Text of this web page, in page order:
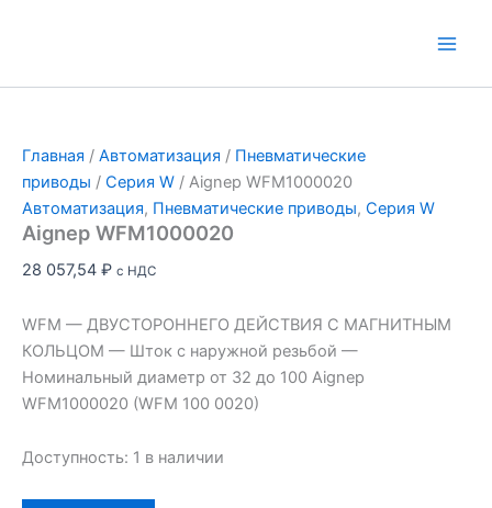
Главная / Автоматизация / Пневматические
приводы / Серия W / Aignep WFM1000020
Автоматизация, Пневматические приводы, Серия W
Aignep WFM1000020
28 057,54 ₽ с НДС
WFM — ДВУСТОРОННЕГО ДЕЙСТВИЯ С МАГНИТНЫМ
КОЛЬЦОМ — Шток с наружной резьбой —
Номинальный диаметр от 32 до 100 Aignep
WFM1000020 (WFM 100 0020)
Доступность: 1 в наличии